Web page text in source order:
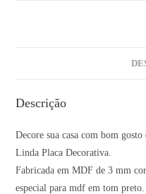
Descrição
Decore sua casa com bom gosto
Linda Placa Decorativa.
Fabricada em MDF de 3 mm
especial para mdf em tom preto.